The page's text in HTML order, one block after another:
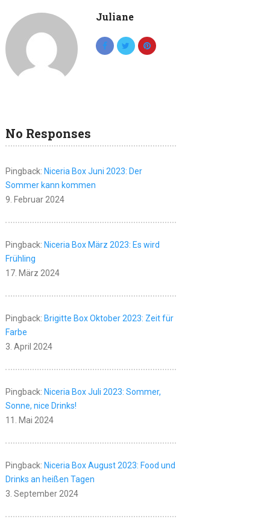
Juliane
No Responses
Pingback: Niceria Box Juni 2023: Der
Sommer kann kommen
9. Februar 2024
Pingback: Niceria Box März 2023: Es wird
Frühling
17. März 2024
Pingback: Brigitte Box Oktober 2023: Zeit für
Farbe
3. April 2024
Pingback: Niceria Box Juli 2023: Sommer,
Sonne, nice Drinks!
11. Mai 2024
Pingback: Niceria Box August 2023: Food und
Drinks an heißen Tagen
3. September 2024